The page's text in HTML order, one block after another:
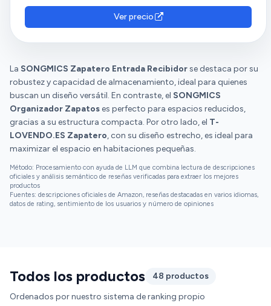
Ver precio
La SONGMICS Zapatero Entrada Recibidorse destaca por su
robustez y capacidad de almacenamiento, ideal para quienes
buscan un diseño versátil. En contraste, el SONGMICS
Organizador Zapatos es perfecto para espacios reducidos,
gracias a su estructura compacta. Por otro lado, el T-
LOVENDO.ES Zapatero, con su diseño estrecho, es ideal para
maximizar el espacio en habitaciones pequeñas.
Método: Procesamiento con ayuda de LLM que combina lectura de descripciones
oficiales y análisis semántico de reseñas verificadas para extraer los mejores
productos
Fuentes: descripciones oficiales de Amazon, reseñas destacadas en varios idiomas,
datos de rating, sentimiento de los usuarios y número de opiniones
Todos los productos
48 productos
Ordenados por nuestro sistema de ranking propio